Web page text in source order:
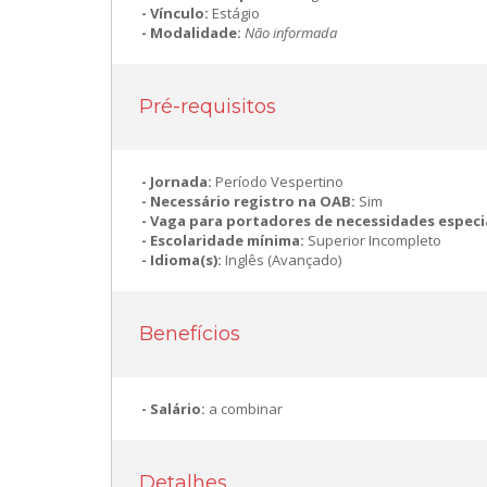
Vínculo: Estágio
Modalidade: Não informada
Pré-requisitos
Jornada: Período Vespertino
Necessário registro na OAB: Sim
Vaga para portadores de necessidades
Escolaridade mínima: Superior Incompleto
Idioma(s): Inglês (Avançado)
Benefícios
Salário: a combinar